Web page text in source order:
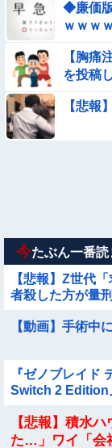
【動画】力士さ
【動画】美少女4
【画像】昔の日本
◆廉価
ｗｗｗｗ
【胸痛
を投稿
【悲報
今たぶん一番読
【悲報】Z世代
者殺した方が量
【動画】手術中
『ゼノブレイド
Switch 2 Edition
【悲報】積水
た…」ワイ「会